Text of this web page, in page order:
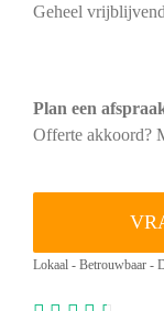
Geheel
Plan een
Offerte akkoord?
Lokaal - Betrouwbaar -